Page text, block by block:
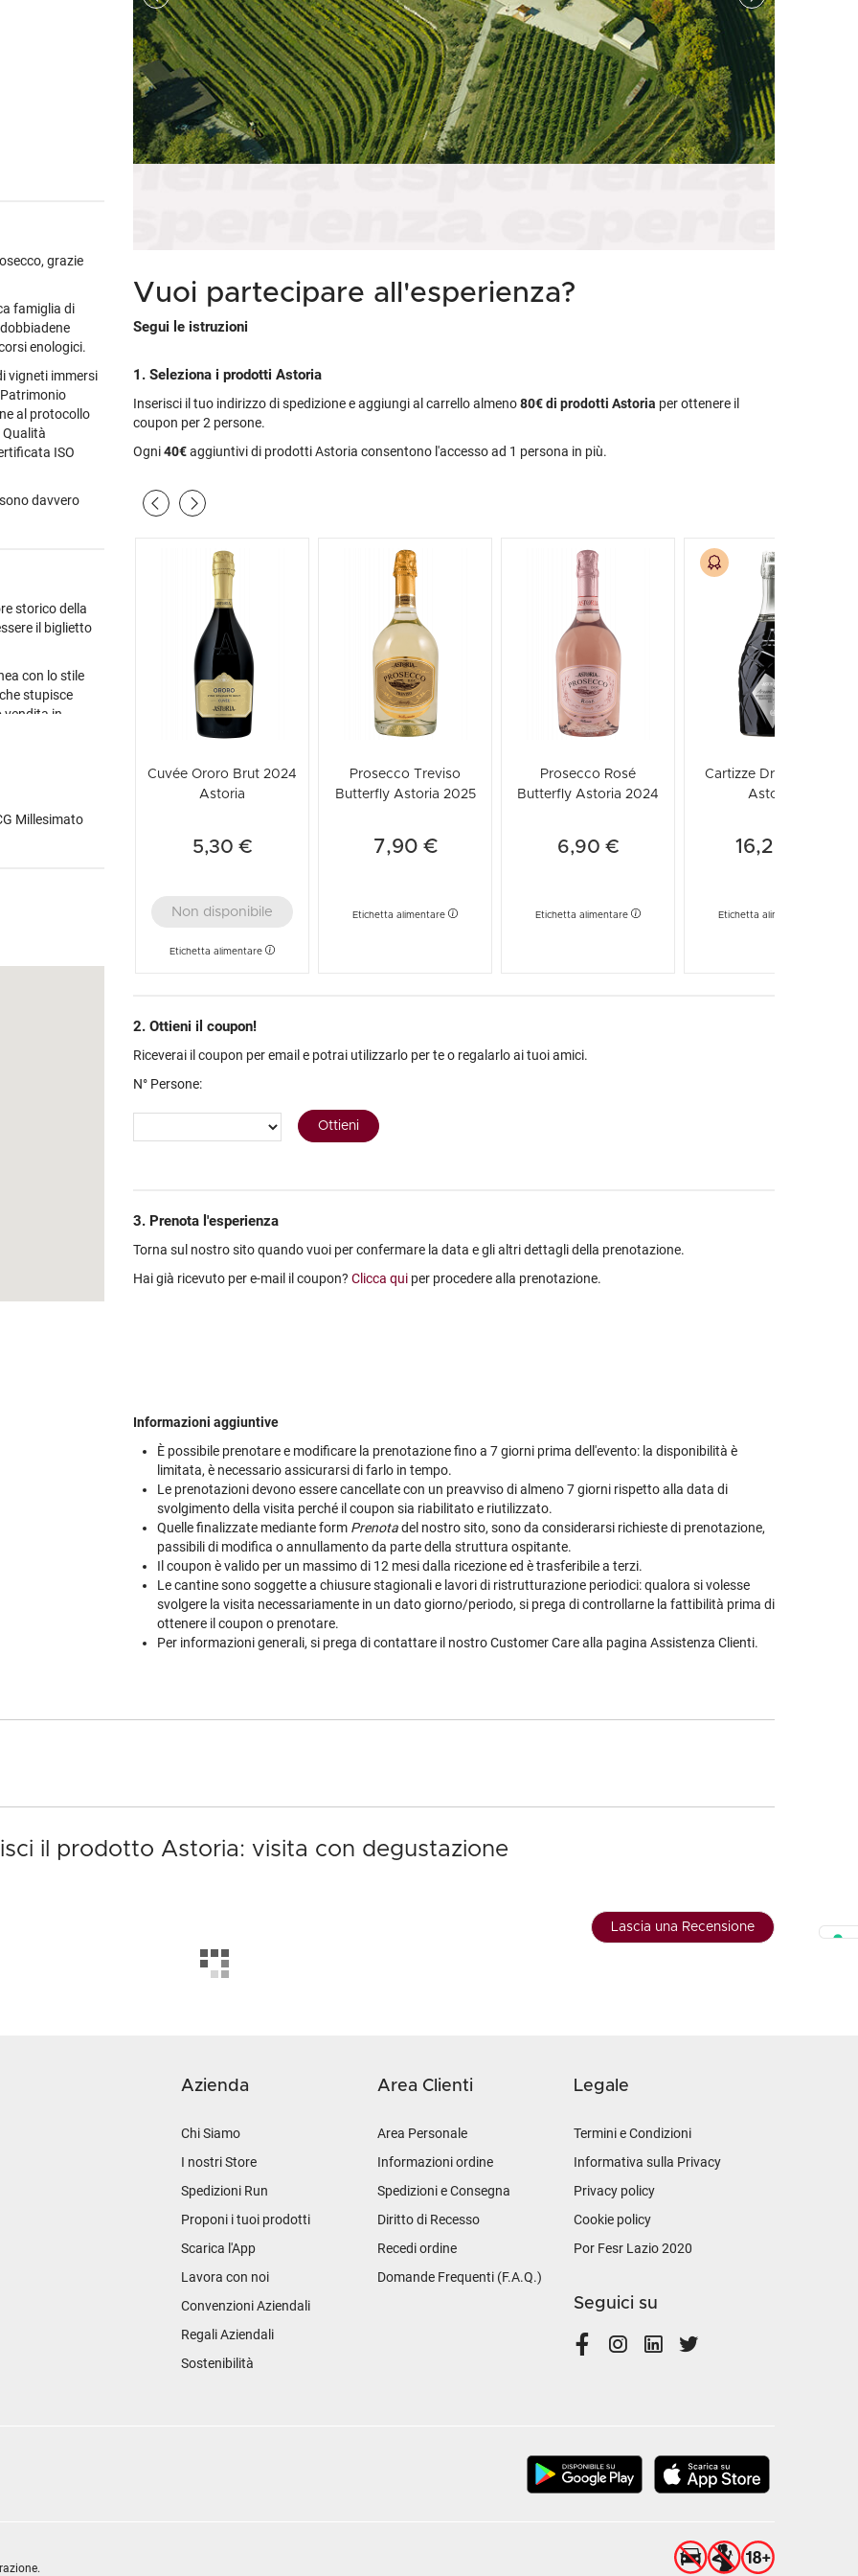
Cile
Portogallo
Spagna
Tutti i vini esteri »
Vini Dessert
Moscato
Passito
Tutti i vini dessert »
Piper-Heidsieck
Metodo
Metodo Classico
Metodo Charmat
Metodo Ancestrale
Shochu
Vermouth
Tutte le categorie »
Weissbier
Tutte le tipologie »
Marzadro
Planeta
Tutte le cantine »
grazie
famiglia di
enologici.
vigneti immersi
al protocollo
Qualità
ISO
davvero
storico della
il biglietto
con lo stile
stupisce
vendita in
a tema,
raccolta e
il
IGT.
dalla cui
tradizioni
Millesimato
Vuoi partecipare all'esperienza?
Segui le istruzioni
1. Seleziona i prodotti Astoria
Inserisci il tuo indirizzo di spedizione e aggiungi al carrello almeno80€di prodotti Astoria per ottenere il
coupon per 2 persone.
Ogni40€aggiuntivi di prodotti Astoria consentono l'accesso ad 1 persona in più.
Cuvée Ororo Brut 2024
Astoria
5,30 €
Non disponibile
Etichetta alimentare
Prosecco Treviso
Butterfly Astoria 2025
7,90 €
Etichetta alimentare
Prosecco Rosé
Butterfly Astoria 2024
6,90 €
Etichetta alimentare
Cartizze Dry 'Arzanà'
Astoria
16,20 €
Etichetta alimentare
2. Ottieni il coupon!
Riceverai il coupon per email e potrai utilizzarlo per te o regalarlo ai tuoi amici.
N° Persone:
3. Prenota l'esperienza
Torna sul nostro sito quando vuoi per confermare la data e gli altri dettagli della prenotazione.
Hai già ricevuto per e-mail il coupon? Clicca qui per procedere alla prenotazione.
Informazioni aggiuntive
È possibile prenotare e modificare la prenotazione fino a 7 giorni prima dell'evento: la disponibilità è
limitata, è necessario assicurarsi di farlo in tempo.
Le prenotazioni devono essere cancellate con un preavviso di almeno 7 giorni rispetto alla data di
svolgimento della visita perché il coupon sia riabilitato e riutilizzato.
Quelle finalizzate mediante form Prenotadel nostro sito, sono da considerarsi richieste di prenotazione,
passibili di modifica o annullamento da parte della struttura ospitante.
Il coupon è valido per un massimo di 12 mesi dalla ricezione ed è trasferibile a terzi.
Le cantine sono soggette a chiusure stagionali e lavori di ristrutturazione periodici: qualora si volesse
svolgere la visita necessariamente in un dato giorno/periodo, si prega di controllarne la fattibilità prima di
ottenere il coupon o prenotare.
Per informazioni generali, si prega di contattare il nostro Customer Care alla pagina Assistenza Clienti.
il prodotto Astoria: visita con degustazione
Lascia una Recensione
Azienda
Chi Siamo
I nostri Store
Spedizioni Run
Proponi i tuoi prodotti
Scarica l'App
Lavora con noi
Convenzioni Aziendali
Regali Aziendali
Sostenibilità
Area Clienti
Area Personale
Informazioni ordine
Spedizioni e Consegna
Diritto di Recesso
Recedi ordine
Domande Frequenti (F.A.Q.)
Legale
Termini e Condizioni
Informativa sulla Privacy
Privacy policy
Cookie policy
Por Fesr Lazio 2020
Seguici su